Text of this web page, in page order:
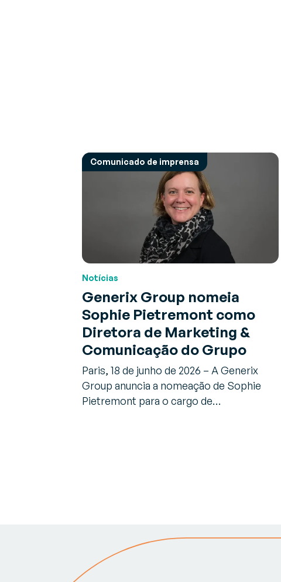
Comunicado de imprensa
Notícias
Generix Group nomeia
Sophie Pietremont como
Diretora de Marketing &
Comunicação do Grupo
Paris, 18 de junho de 2026 – A Generix
Group anuncia a nomeação de Sophie
Pietremont para o cargo de…